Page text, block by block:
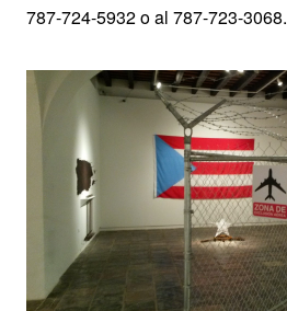
787-724-5932 o al 787-723-3068.